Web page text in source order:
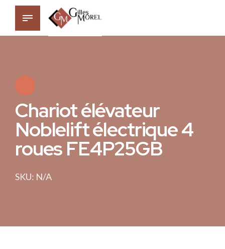
Chariot élévateur
Noblelift électrique 4
roues FE4P25GB
SKU: N/A